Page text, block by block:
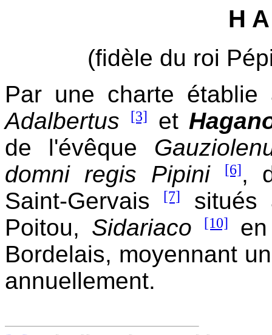
H
(fidèle du roi
Par une charte
Adalbertus
[3] et
de l'évêque
domni regis Pipini
[6],
Saint-Gervais
[7]
Poitou, Sidariaco [10]
Bordelais, moyennant
annuellement.